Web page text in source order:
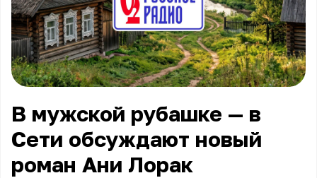
В мужской рубашке — в
Сети обсуждают новый
роман Ани Лорак